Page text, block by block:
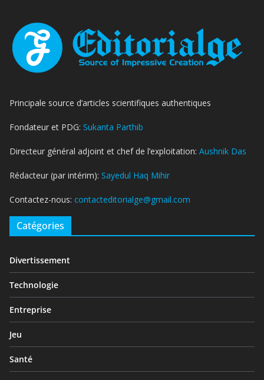
Principale source d’articles scientifiques authentiques
Fondateur et PDG: Sukanta Parthib
Directeur général adjoint et chef de l’exploitation: Aushnik Das
Rédacteur (par intérim): Sayedul Haq Mihir
Contactez-nous: contacteditorialge@gmail.com
Catégories
Divertissement
Technologie
Entreprise
Jeu
Santé